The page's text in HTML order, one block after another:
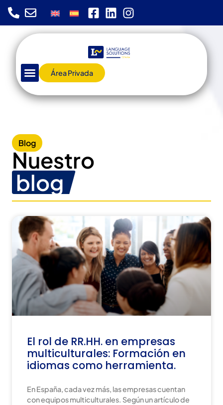
Área Privada
Blog
Nuestro
blog
El rol de RR.HH. en empresas
multiculturales: Formación en
idiomas como herramienta.
En España, cada vez más, las empresas cuentan
con equipos multiculturales. Según un artículo de